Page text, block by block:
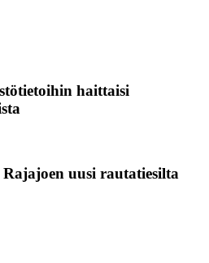
haittaisi
uusi rautatiesilta